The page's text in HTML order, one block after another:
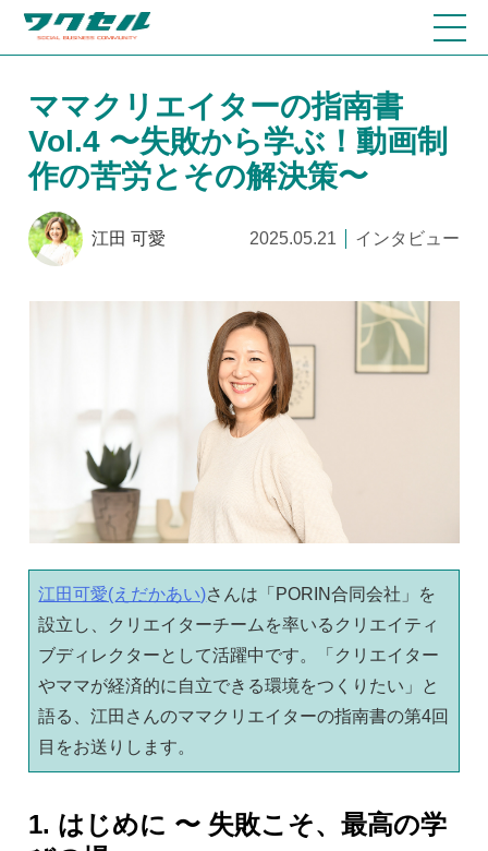
ママクリエイターの指南書
Vol.4 〜失敗から学ぶ！動画制
作の苦労とその解決策〜
江田 可愛 2025.05.21 インタビュー
江田可愛(えだかあい)さんは「PORIN合同会社」を
設立し、クリエイターチームを率いるクリエイティ
ブディレクターとして活躍中です。「クリエイター
やママが経済的に自立できる環境をつくりたい」と
語る、江田さんのママクリエイターの指南書の第4回
目をお送りします。
1. はじめに 〜 失敗こそ、最高の学